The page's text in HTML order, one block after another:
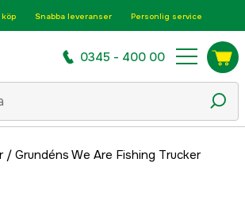
Snabba leveranser Personlig service
0345 - 400 00
/ Grundéns We Are Fishing Trucker